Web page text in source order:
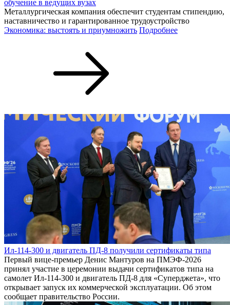
обучение в ведущих вузах
Металлургическая компания обеспечит студентам стипендию,
наставничество и гарантированное трудоустройство
Экономика: выстоять и приумножить Подробнее
Ил-114-300 и двигатель ПД-8 получили сертификаты типа
Первый вице-премьер Денис Мантуров на ПМЭФ-2026
принял участие в церемонии выдачи сертификатов типа на
самолет Ил-114-300 и двигатель ПД-8 для «Суперджета», что
открывает запуск их коммерческой эксплуатации. Об этом
сообщает правительство России.